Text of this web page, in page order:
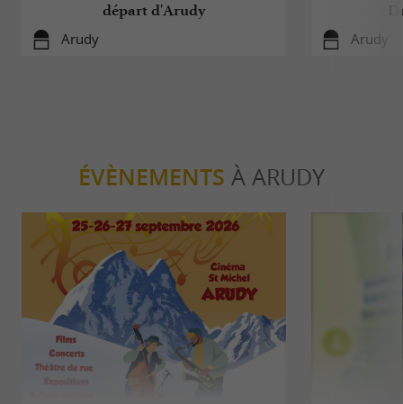
départ d'Arudy
Arudy Arudy
ÉVÈNEMENTS À ARUDY